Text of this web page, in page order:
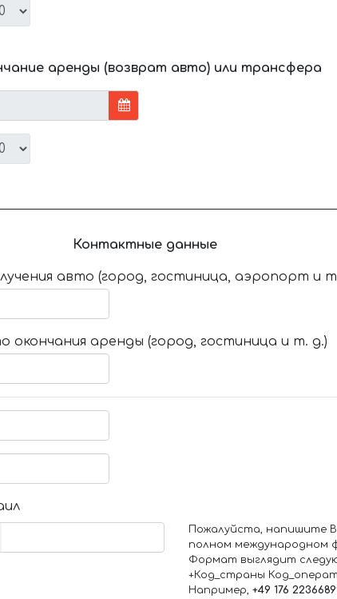
аренды (возврат авто) или трансфера
Контактные данные
авто (город, гостиница, аэропорт и
окончания аренды (город, гостиница и т. д.)
Пожалуйста, напишите
полном международном
Формат выглядит
+Код_страны
Например, +49 176